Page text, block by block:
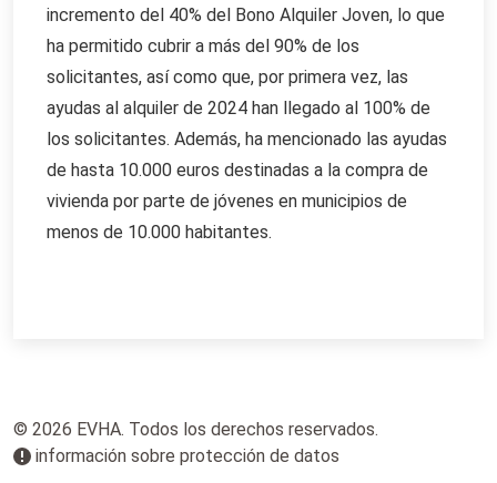
incremento del 40% del Bono Alquiler Joven, lo que
ha permitido cubrir a más del 90% de los
solicitantes, así como que, por primera vez, las
ayudas al alquiler de 2024 han llegado al 100% de
los solicitantes. Además, ha mencionado las ayudas
de hasta 10.000 euros destinadas a la compra de
vivienda por parte de jóvenes en municipios de
menos de 10.000 habitantes.
© 2026 EVHA. Todos los derechos reservados.
información sobre protección de datos